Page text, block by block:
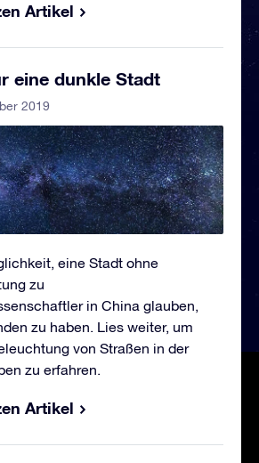
Artikel
eine dunkle Stadt
2019
eine Stadt ohne
zu
in China glauben,
zu haben. Lies weiter, um
von Straßen in der
zu erfahren.
Artikel